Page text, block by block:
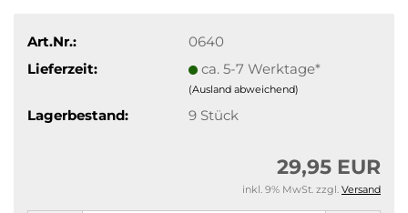
Art.Nr.:
0640
Lieferzeit:
ca. 5-7 Werktage*
(Ausland abweichend)
Lagerbestand: 9 Stück
29,95 EUR
inkl. 9% MwSt. zzgl. Versand